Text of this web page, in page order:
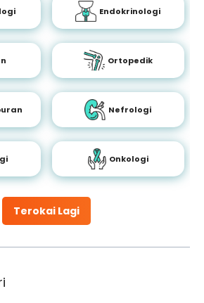
Terokai Lagi
Endokrinologi
Ortopedik
Nefrologi
Onkologi